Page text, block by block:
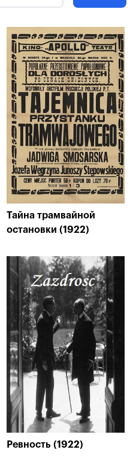
Тайна трамвайной
остановки (1922)
Ревность (1922)